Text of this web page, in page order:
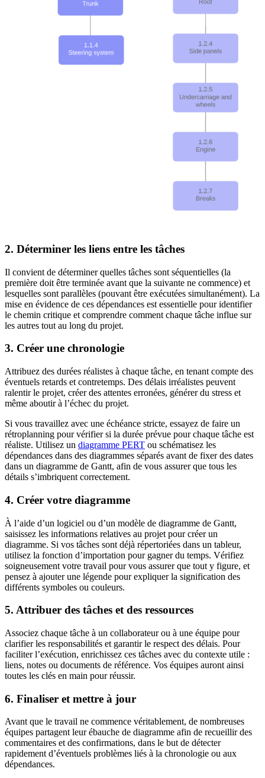
2. Déterminer les liens entre les tâches
Il convient de déterminer quelles tâches sont séquentielles (la
première doit être terminée avant que la suivante ne commence) et
lesquelles sont parallèles (pouvant être exécutées simultanément). La
mise en évidence de ces dépendances est essentielle pour identifier
le chemin critique et comprendre comment chaque tâche influe sur
les autres tout au long du projet.
3. Créer une chronologie
Attribuez des durées réalistes à chaque tâche, en tenant compte des
éventuels retards et contretemps. Des délais irréalistes peuvent
ralentir le projet, créer des attentes erronées, générer du stress et
même aboutir à l’échec du projet.
Si vous travaillez avec une échéance stricte, essayez de faire un
rétroplanning pour vérifier si la durée prévue pour chaque tâche est
réaliste. Utilisez un diagramme PERT ou schématisez les
dépendances dans des diagrammes séparés avant de fixer des dates
dans un diagramme de Gantt, afin de vous assurer que tous les
détails s’imbriquent correctement.
4. Créer votre diagramme
À l’aide d’un logiciel ou d’un modèle de diagramme de Gantt,
saisissez les informations relatives au projet pour créer un
diagramme. Si vos tâches sont déjà répertoriées dans un tableur,
utilisez la fonction d’importation pour gagner du temps. Vérifiez
soigneusement votre travail pour vous assurer que tout y figure, et
pensez à ajouter une légende pour expliquer la signification des
différents symboles ou couleurs.
5. Attribuer des tâches et des ressources
Associez chaque tâche à un collaborateur ou à une équipe pour
clarifier les responsabilités et garantir le respect des délais. Pour
faciliter l’exécution, enrichissez ces tâches avec du contexte utile :
liens, notes ou documents de référence. Vos équipes auront ainsi
toutes les clés en main pour réussir.
6. Finaliser et mettre à jour
Avant que le travail ne commence véritablement, de nombreuses
équipes partagent leur ébauche de diagramme afin de recueillir des
commentaires et des confirmations, dans le but de détecter
rapidement d’éventuels problèmes liés à la chronologie ou aux
dépendances.